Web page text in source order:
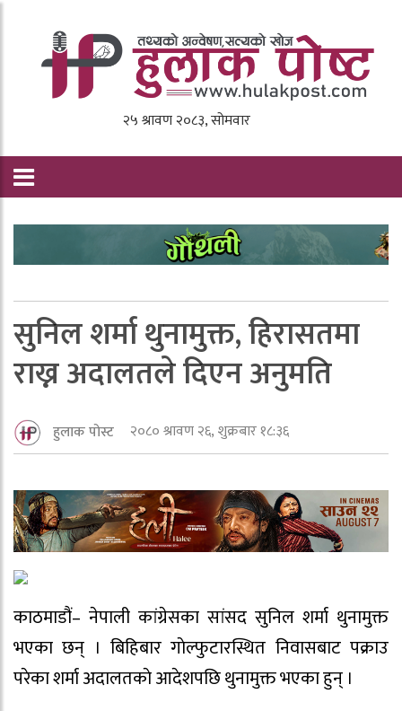
सुनिल शर्मा थुनामुक्त, हिरासतमा
राख्न अदालतले दिएन अनुमति
हुलाक पोस्ट २०८० श्रावण २६, शुक्रबार १८:३६
काठमाडौं– नेपाली कांग्रेसका सांसद सुनिल शर्मा थुनामुक्त
भएका छन् । बिहिबार गाेल्फुटारस्थित निवासबाट पक्राउ
परेका शर्मा अदालतकाे आदेशपछि थुनामुक्त भएका हुन् ।